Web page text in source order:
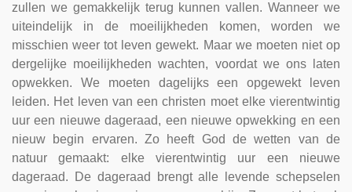
zullen we gemakkelijk terug kunnen vallen. Wanneer we
uiteindelijk in de moeilijkheden komen, worden we
misschien weer tot leven gewekt. Maar we moeten niet op
dergelijke moeilijkheden wachten, voordat we ons laten
opwekken. We moeten dagelijks een opgewekt leven
leiden. Het leven van een christen moet elke vierentwintig
uur een nieuwe dageraad, een nieuwe opwekking en een
nieuw begin ervaren. Zo heeft God de wetten van de
natuur gemaakt: elke vierentwintig uur een nieuwe
dageraad. De dageraad brengt alle levende schepselen